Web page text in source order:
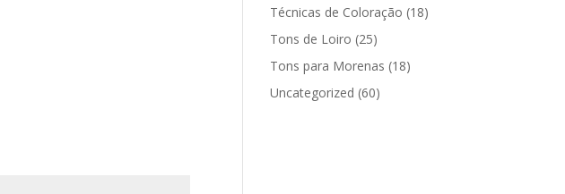
Técnicas de Coloração (18)
Tons de Loiro (25)
Tons para Morenas (18)
Uncategorized (60)